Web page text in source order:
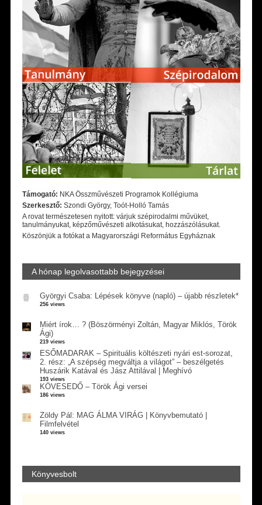
Támogató: NKA Összművészeti Programok Kollégiuma
Szerkesztő: Szondi György, Toót-Holló Tamás
A rovat természetesen nyitott: várjuk szépirodalmi művüket,
tanulmányukat, képzőművészeti alkotásukat, hozzászólásukat.
Köszönjük a fotókat a Magyarországi Református Egyháznak
A hónap legolvasottabb bejegyzései
Györgyi Csaba: Lépések könyve (napló) – újabb részletek*
256 views
Miért írok… ? (Böszörményi Zoltán, Magyar Miklós, Török
Ági)
219 views
ESŐMADARAK – Spirituális költészeti nyári est-sorozat,
2. rész: „A szépség megváltja a világot” – beszélgetés
Huszárik Katával és Jász Attilával | Meghívó
193 views
KÖVESEDŐ – Török Ági versei
186 views
Zöldy Pál: MAG ÁLMA VIRÁG | Könyvbemutató |
Filmfelvétel
140 views
Könyvesbolt